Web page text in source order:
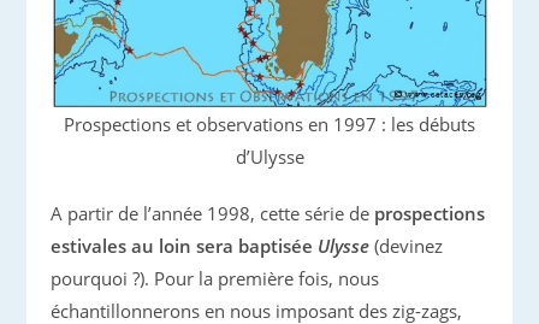
Prospections et observations en 1997 : les débuts
d’Ulysse
A partir de l’année 1998, cette série de prospections
estivales au loin sera baptisée Ulysse (devinez
pourquoi ?). Pour la première fois, nous
échantillonnerons en nous imposant des zig-zags,